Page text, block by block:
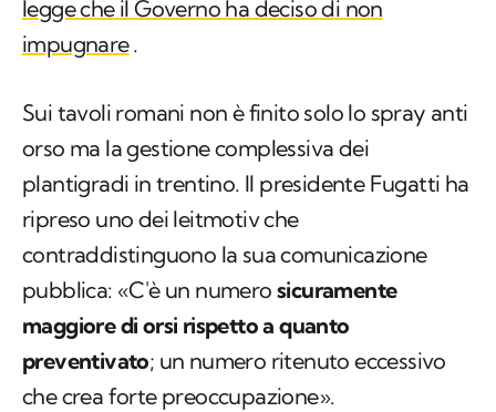
legge che il Governo ha deciso di non
impugnare.
Sui tavoli romani non è finito solo lo spray anti
orso ma la gestione complessiva dei
plantigradi in trentino. Il presidente Fugatti ha
ripreso uno dei leitmotiv che
contraddistinguono la sua comunicazione
pubblica: «C'è un numero sicuramente
maggiore di orsi rispetto a quanto
preventivato; un numero ritenuto eccessivo
che crea forte preoccupazione».